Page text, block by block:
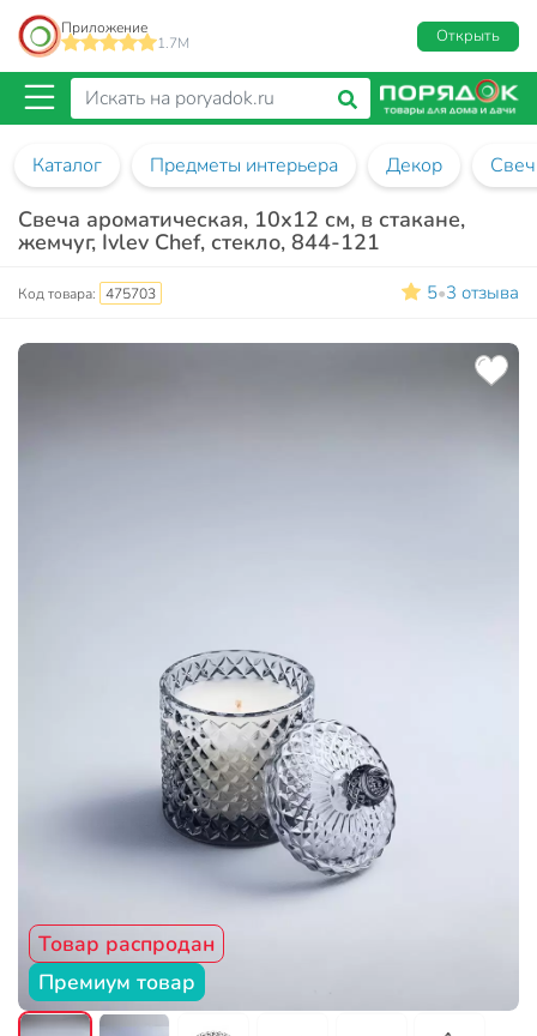
Приложение
1.7M
Открыть
Каталог Предметы интерьера Декор
Свеча ароматическая, 10х12 см, в стакане,
жемчуг, Ivlev Chef, стекло, 844-121
Код товара: 475703 5•3 отзыва
Товар распродан
Премиум товар